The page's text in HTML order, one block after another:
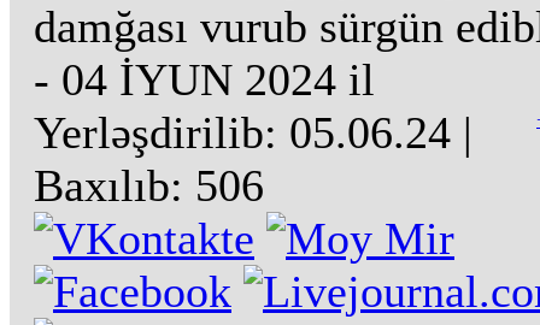
damğası vurub sürgün
- 04 İYUN 2024 il
Yerləşdirilib: 05.06.24 |
Baxılıb: 506